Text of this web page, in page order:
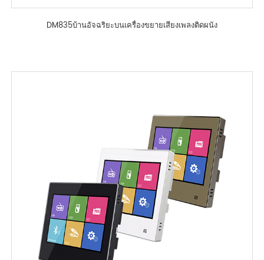
DM835บ้านอัจฉริยะบนเครื่องขยายเสียงเพลงติดผนัง